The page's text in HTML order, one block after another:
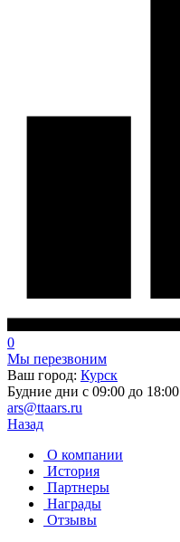
0
Мы перезвоним
Ваш город: Курск
Будние дни с 09:00 до 18:00
ars@ttaars.ru
Назад
О компании
История
Партнеры
Награды
Отзывы